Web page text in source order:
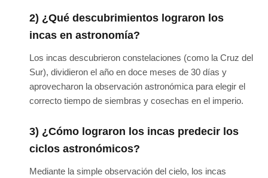
2) ¿Qué descubrimientos lograron los
incas en astronomía?
Los incas descubrieron constelaciones (como la Cruz del
Sur), dividieron el año en doce meses de 30 días y
aprovecharon la observación astronómica para elegir el
correcto tiempo de siembras y cosechas en el imperio.
3) ¿Cómo lograron los incas predecir los
ciclos astronómicos?
Mediante la simple observación del cielo, los incas